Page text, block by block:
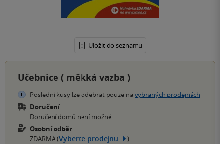
Uložit do seznamu
Učebnice ( měkká vazba )
Poslední kusy lze odebrat pouze na vybraných prodejnách
Doručení
Doručení domů není možné
Osobní odběr
ZDARMA (Vyberte prodejnu )